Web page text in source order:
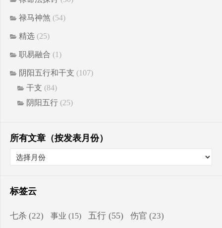
禄马神煞 (54)
精选 (25)
职易融合 (1)
阴阳五行和干支 (107)
干支 (84)
阴阳五行 (25)
所有文章（按发表月份）
标签云
七杀 (22) 事业 (15) 五行 (55) 伤官 (23)